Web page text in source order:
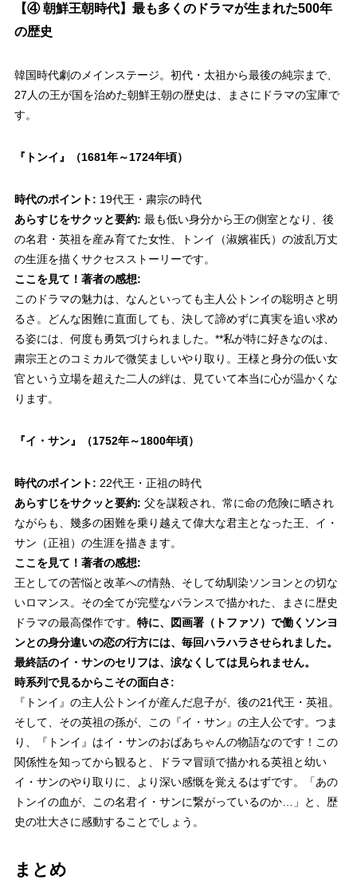
【④ 朝鮮王朝時代】最も多くのドラマが生まれた500年
の歴史
韓国時代劇のメインステージ。初代・太祖から最後の純宗まで、
27人の王が国を治めた朝鮮王朝の歴史は、まさにドラマの宝庫で
す。
『トンイ』 （1681年～1724年頃）
時代のポイント: 19代王・粛宗の時代
あらすじをサクッと要約: 最も低い身分から王の側室となり、後
の名君・英祖を産み育てた女性、トンイ（淑嬪崔氏）の波乱万丈
の生涯を描くサクセスストーリーです。
ここを見て！著者の感想:
このドラマの魅力は、なんといっても主人公トンイの聡明さと明
るさ。どんな困難に直面しても、決して諦めずに真実を追い求め
る姿には、何度も勇気づけられました。**私が特に好きなのは、
粛宗王とのコミカルで微笑ましいやり取り。王様と身分の低い女
官という立場を超えた二人の絆は、見ていて本当に心が温かくな
ります。
『イ・サン』 （1752年～1800年頃）
時代のポイント: 22代王・正祖の時代
あらすじをサクッと要約: 父を謀殺され、常に命の危険に晒され
ながらも、幾多の困難を乗り越えて偉大な君主となった王、イ・
サン（正祖）の生涯を描きます。
ここを見て！著者の感想:
王としての苦悩と改革への情熱、そして幼馴染ソンヨンとの切な
いロマンス。その全てが完璧なバランスで描かれた、まさに歴史
ドラマの最高傑作です。 特に、図画署（トファソ）で働くソンヨ
ンとの身分違いの恋の行方には、毎回ハラハラさせられました。
最終話のイ・サンのセリフは、涙なくしては見られません。
時系列で見るからこその面白さ:
『トンイ』の主人公トンイが産んだ息子が、後の21代王・英祖。
そして、その英祖の孫が、この『イ・サン』の主人公です。つま
り、『トンイ』はイ・サンのおばあちゃんの物語なのです！この
関係性を知ってから観ると、ドラマ冒頭で描かれる英祖と幼い
イ・サンのやり取りに、より深い感慨を覚えるはずです。「あの
トンイの血が、この名君イ・サンに繋がっているのか…」と、歴
史の壮大さに感動することでしょう。
まとめ